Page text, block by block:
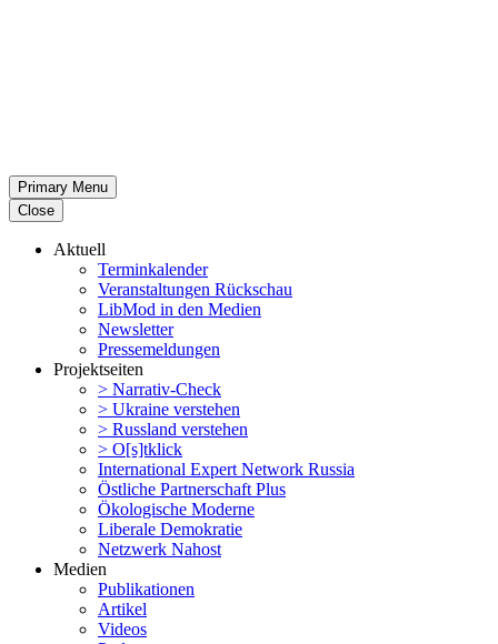
Primary Menu
Close
Aktuell
Termin­ka­lender
Veran­stal­tungen Rückschau
LibMod in den Medien
Newsletter
Presse­mel­dungen
Projekt­seiten
> Narrativ-Check
> Ukraine verstehen
> Russland verstehen
> O[s]tklick
Inter­na­tional Expert Network Russia
Östliche Partner­schaft Plus
Ökolo­gische Moderne
Liberale Demokratie
Netzwerk Nahost
Medien
Publi­ka­tionen
Artikel
Videos